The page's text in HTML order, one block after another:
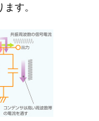
す。